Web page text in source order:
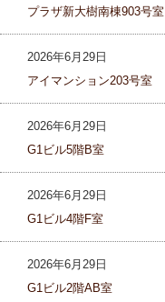
プラザ新大樹南棟903号室
2026年6月29日
アイマンション203号室
2026年6月29日
G1ビル5階B室
2026年6月29日
G1ビル4階F室
2026年6月29日
G1ビル2階AB室